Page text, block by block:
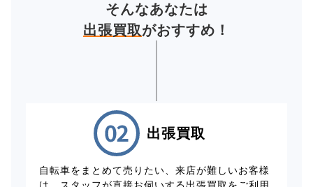
そんなあなたは
出張買取がおすすめ！
出張買取
自転車をまとめて売りたい、来店が難しいお客様
は、スタッフが直接お伺いする出張買取をご利用